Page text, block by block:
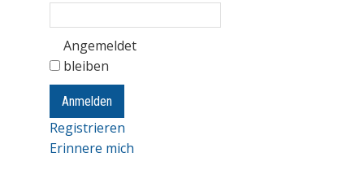
Angemeldet
bleiben
Anmelden
Registrieren
Erinnere mich